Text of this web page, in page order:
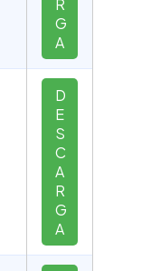
R
G
A
D
E
S
C
A
R
G
A